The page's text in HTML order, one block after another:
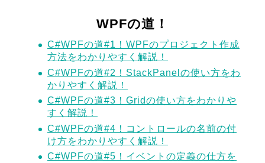
WPFの道！
C#WPFの道#1！WPFのプロジェクト作成
方法をわかりやすく解説！
C#WPFの道#2！StackPanelの使い方をわ
かりやすく解説！
C#WPFの道#3！Gridの使い方をわかりや
すく解説！
C#WPFの道#4！コントロールの名前の付
け方をわかりやすく解説！
C#WPFの道#5！イベントの定義の仕方を